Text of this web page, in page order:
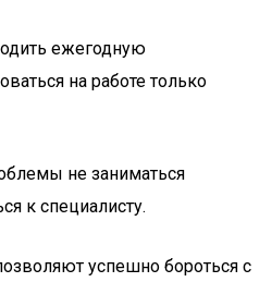
ежегодную
на работе только
не заниматься
к специалисту.
успешно бороться с